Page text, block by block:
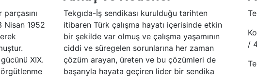
Nisan 1952
XIX.
örgütlenme
Tekgıda-İş sendikası kurulduğu tarihten
itibaren Türk çalışma hayatı içerisinde etkin
bir şekilde var olmuş ve çalışma yaşamının
ciddi ve süregelen sorunlarına her zaman
çözüm arayan, üreten ve bu çözümleri de
başarıyla hayata geçiren lider bir sendika
/